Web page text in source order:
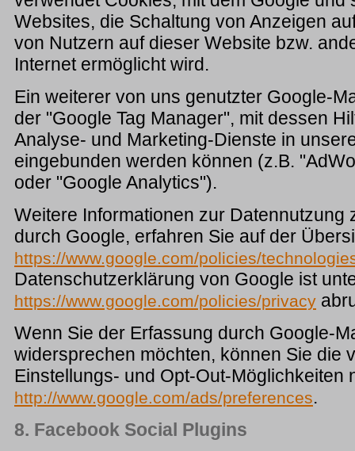
Websites, die Schaltung von Anzeigen
von Nutzern auf dieser Website bzw.
Internet ermöglicht wird.
Ein weiterer von uns genutzter Google-
der "Google Tag Manager", mit dessen
Analyse- und Marketing-Dienste in
eingebunden werden können (z.B.
oder "Google Analytics").
Weitere Informationen zur Datennutzung
durch Google, erfahren Sie auf der
https://www.google.com/policies/
Datenschutzerklärung von Google ist
https://www.google.com/policies/privacy
Wenn Sie der Erfassung durch Google-
widersprechen möchten, können Sie die
Einstellungs- und Opt-Out-Möglichkeiten
http://www.google.com/ads/preferences.
8. Facebook Social Plugins